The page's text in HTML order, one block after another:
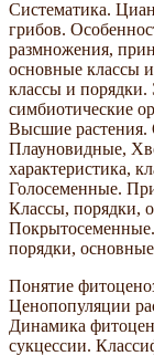
Систематика.
грибов.
размножения,
основные классы
классы и
симбиотические
Высшие
Плауновидные,
характеристика,
Голосеменные.
Классы, порядки,
порядки,
Понятие
Ценопопуляции
Динамика
сукцессии.